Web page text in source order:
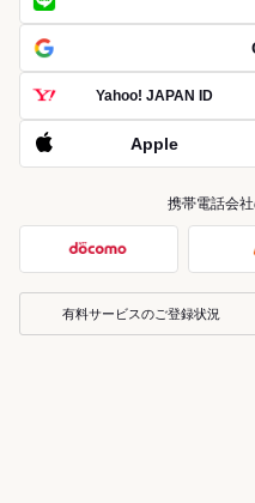
Yahoo! JAPAN ID
Apple
携帯電話会
有料サービスのご登録状況